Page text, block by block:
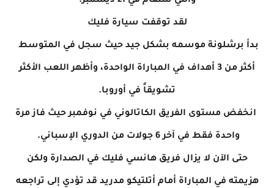
لقد توقفت سيارة فليك
بدأ برشلونة موسمه بشكل جيد حيث سجل في المتوسط ​​
أكثر من 3 أهداف في المباراة الواحدة، وأظهر اللعب الأكثر
تشويقاً في أوروبا.
انخفض مستوى الفريق الكاتالوني في نوفمبر حيث فاز مرة
واحدة فقط في آخر 6 جولات من الدوري الإسباني.
حتى الآن لا يزال فريق هانسي فليك في الصدارة ولكن
هزيمته في المباراة أمام أتلتيكو مدريد قد تؤدي إلى تراجعه